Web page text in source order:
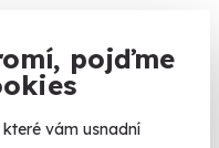
pojďme
vám usnadní